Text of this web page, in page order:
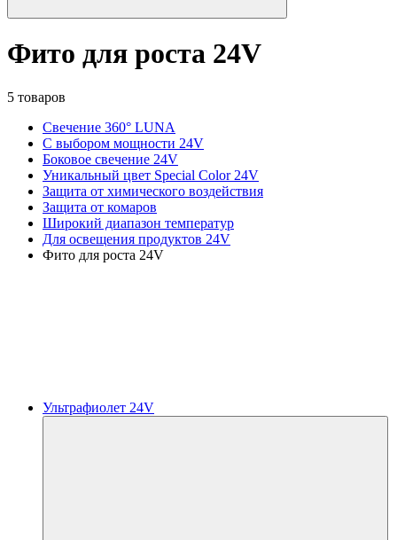
Фито для роста 24V
5 товаров
Свечение 360° LUNA
С выбором мощности 24V
Боковое свечение 24V
Уникальный цвет Special Color 24V
Защита от химического воздействия
Защита от комаров
Широкий диапазон температур
Для освещения продуктов 24V
Фито для роста 24V
Ультрафиолет 24V